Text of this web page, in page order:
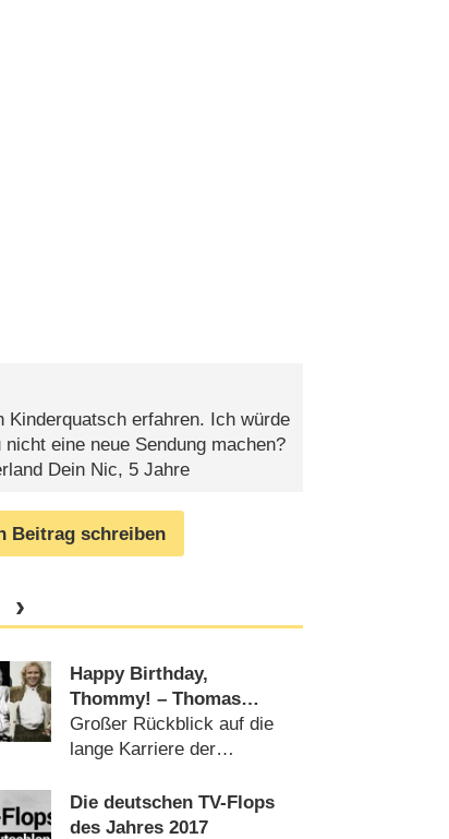
Kinderquatsch erfahren. Ich würde
eine neue Sendung machen?
Dein Nic, 5 Jahre
Beitrag schreiben
Happy Birthday,
Thommy! – Thomas
Gottschalk wird 70
Großer Rückblick auf die
lange Karriere der
(17.05.2020)
Die deutschen TV-Flops
des Jahres 2017